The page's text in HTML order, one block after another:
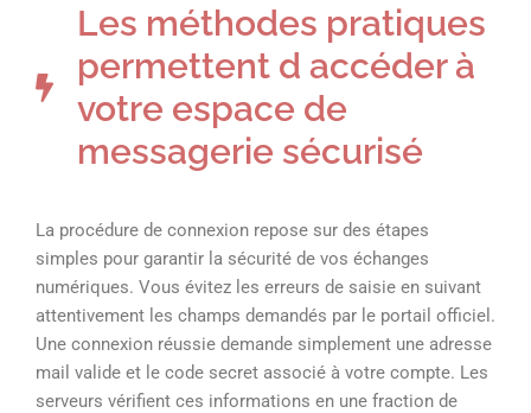
Les méthodes pratiques
permettent d accéder à
votre espace de
messagerie sécurisé
La procédure de connexion repose sur des étapes
simples pour garantir la sécurité de vos échanges
numériques. Vous évitez les erreurs de saisie en suivant
attentivement les champs demandés par le portail officiel.
Une connexion réussie demande simplement une adresse
mail valide et le code secret associé à votre compte. Les
serveurs vérifient ces informations en une fraction de